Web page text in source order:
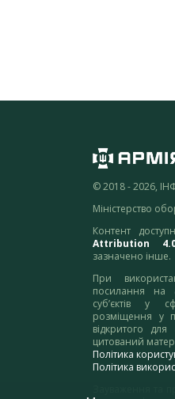
© 2018 - 2026,
Міністерство
Контент
Attribution
зазначено інше.
При
посилання на
суб’єктів у
розміщення у
відкритого
цитований
Політика
Політика